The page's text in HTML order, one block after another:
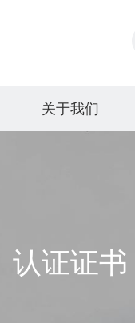
关于我们
认证证书